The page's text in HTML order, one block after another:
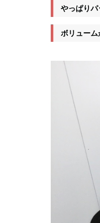
やっぱりパ
ボリュー